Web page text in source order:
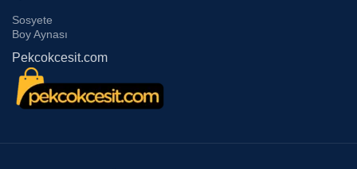
Sosyete
Boy Aynası
Pekcokcesit.com